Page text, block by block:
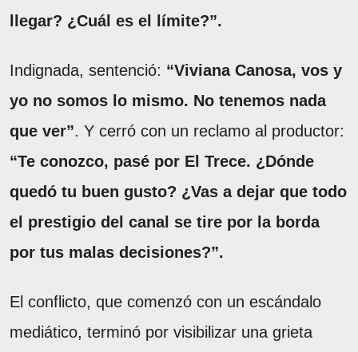
llegar? ¿Cuál es el límite?”.
Indignada, sentenció: “Viviana Canosa, vos y
yo no somos lo mismo. No tenemos nada
que ver”. Y cerró con un reclamo al productor:
“Te conozco, pasé por El Trece. ¿Dónde
quedó tu buen gusto? ¿Vas a dejar que todo
el prestigio del canal se tire por la borda
por tus malas decisiones?”.
El conflicto, que comenzó con un escándalo
mediático, terminó por visibilizar una grieta